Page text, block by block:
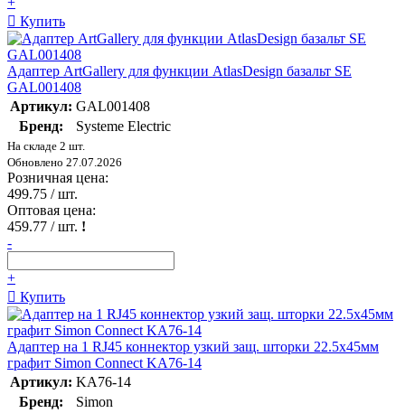
Купить
Адаптер ArtGallery для функции AtlasDesign базальт SE
GAL001408
Артикул: GAL001408
Бренд:
Systeme Electric
На складе 2 шт.
Обновлено 27.07.2026
Розничная цена:
499.75 / шт.
Оптовая цена:
459.77 / шт. !
-
+
Купить
Адаптер на 1 RJ45 коннектор узкий защ. шторки 22.5х45мм
графит Simon Connect KA76-14
Артикул: KA76-14
Бренд:
Simon